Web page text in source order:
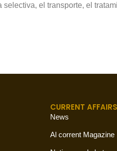
el transporte, el
CURRENT AFFAIRS
News
Al corrent Magazine